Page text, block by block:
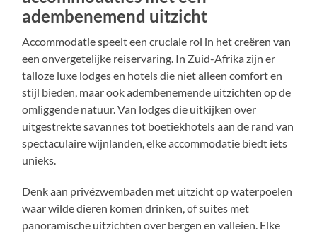
adembenemend uitzicht
Accommodatie speelt een cruciale rol in het creëren van
een onvergetelijke reiservaring. In Zuid-Afrika zijn er
talloze luxe lodges en hotels die niet alleen comfort en
stijl bieden, maar ook adembenemende uitzichten op de
omliggende natuur. Van lodges die uitkijken over
uitgestrekte savannes tot boetiekhotels aan de rand van
spectaculaire wijnlanden, elke accommodatie biedt iets
unieks.
Denk aan privézwembaden met uitzicht op waterpoelen
waar wilde dieren komen drinken, of suites met
panoramische uitzichten over bergen en valleien. Elke